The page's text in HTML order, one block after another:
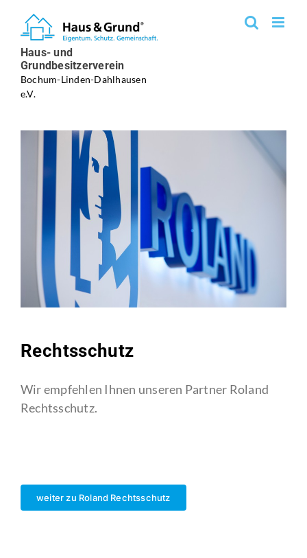
Inhalt
springen
Haus- und
Grundbesitzerverein
Bochum-Linden-Dahlhausen
e.V.
Rechtsschutz
Wir empfehlen Ihnen unseren Partner Roland
Rechtsschutz.
weiter zu Roland Rechtsschutz